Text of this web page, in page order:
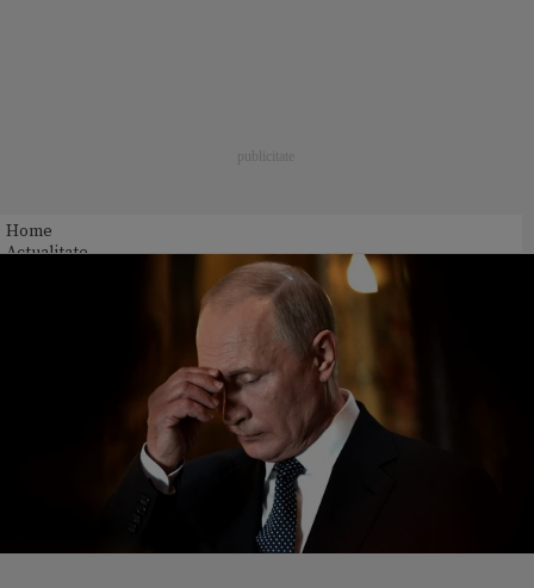
Home
Actualitate